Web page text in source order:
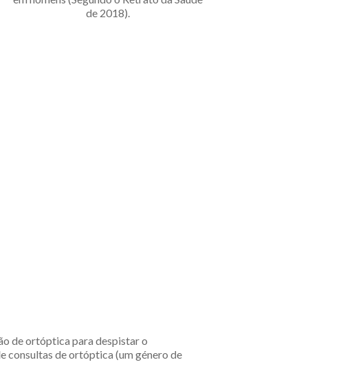
de 2018).
de ortóptica para despistar o
consultas de ortóptica (um género de